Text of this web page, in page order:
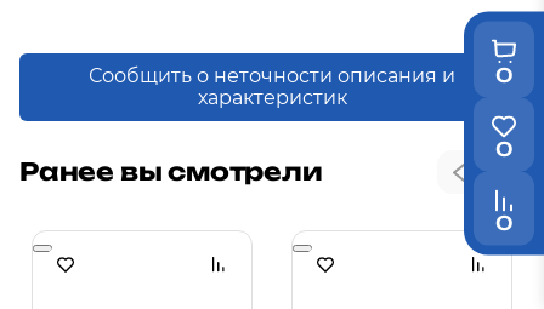
0
0
0
Сообщить о неточности описания и
характеристик
Ранее вы смотрели